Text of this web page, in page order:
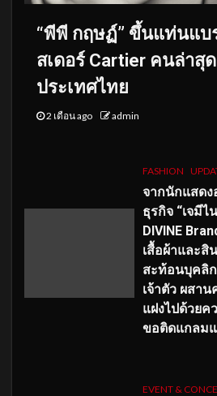
“พีพี กฤษฏ์” ขึ้นแท่นแ
สเดอร์ Cartier คนล่าสุ
ประเทศไทย
2 เดือน ago admin
FASHION
จากนักแสดง
ธุรกิจ “เจมี
DIVINE
เสื้อผ้าและสิ
สะท้อนบุคลิ
เจ้าตัว ผสาน
แฝงไปด้วย
ขอติดแกลม
EVENT &